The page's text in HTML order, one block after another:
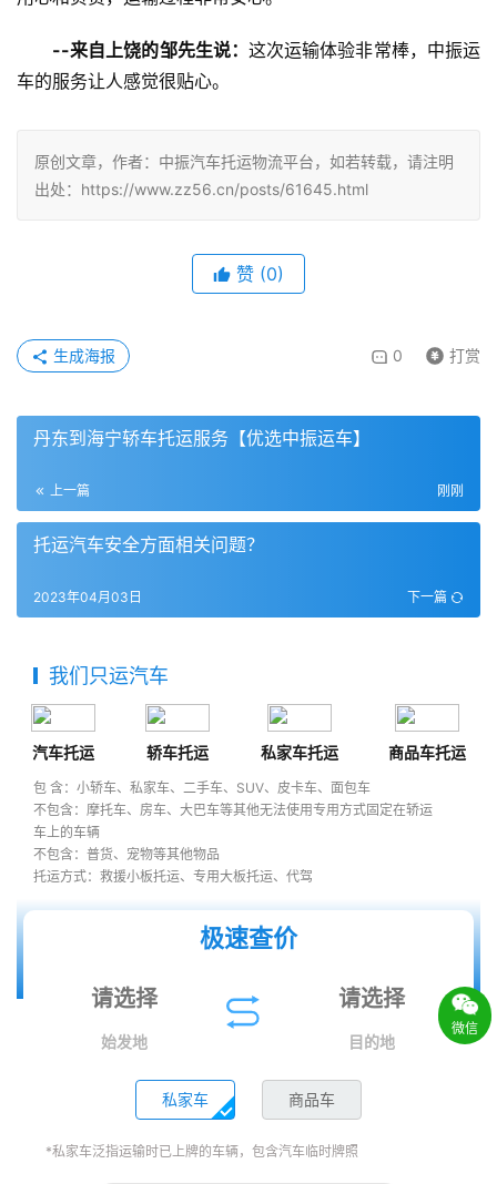
--来自上饶的邹先生说： 这次运输体验非常棒，中振运
车的服务让人感觉很贴心。
原创文章，作者：中振汽车托运物流平台，如若转载，请注明
出处：https://www.zz56.cn/posts/61645.html
赞 (0)
0 打赏
生成海报
丹东到海宁轿车托运服务【优选中振运车】
上一篇 刚刚
托运汽车安全方面相关问题？
下一篇
2023年04月03日
我们只运汽车
汽车托运 轿车托运 私家车托运 商品车托运
包 含：小轿车、私家车、二手车、SUV、皮卡车、面包车
不包含：摩托车、房车、大巴车等其他无法使用专用方式固定在轿运
车上的车辆
不包含：普货、宠物等其他物品
托运方式：救援小板托运、专用大板托运、代驾
极速查价
始发地 目的地
私家车 商品车
*私家车泛指运输时已上牌的车辆，包含汽车临时牌照
微信